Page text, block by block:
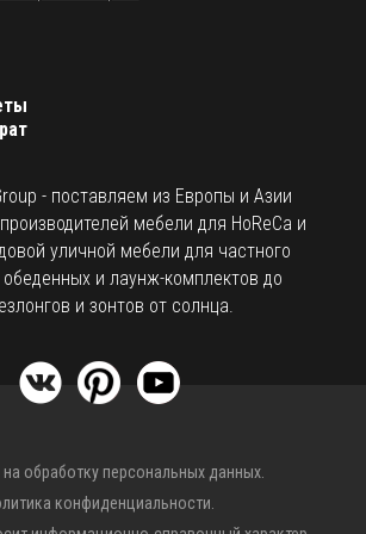
ироко.
установленные провода.
изготовить зонт нестандартного
по эксплуатации уличных зонтов.
- поставляем из Европы и Азии
мебели для HoReCa и
уличной мебели для частного
обеденных и лаунж-комплектов до
и зонтов от солнца.
на обработку персональных данных.
конфиденциальности.